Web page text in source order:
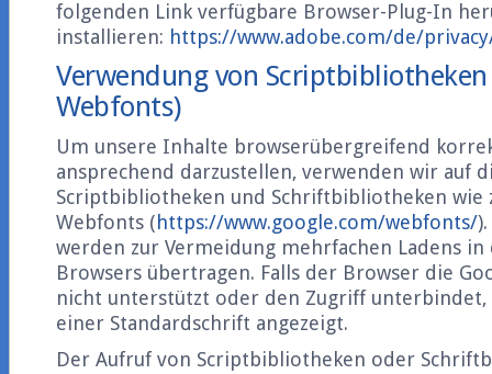
folgenden Link verfügbare Browser-Plug-In
installieren: https://www.adobe.com/de/
Verwendung von Scriptbibliotheken
Webfonts)
Um unsere Inhalte browserübergreifend
ansprechend darzustellen, verwenden wir auf
Scriptbibliotheken und Schriftbibliotheken wie
Webfonts (https://www.google.com/webfonts/
werden zur Vermeidung mehrfachen Ladens in
Browsers übertragen. Falls der Browser die
nicht unterstützt oder den Zugriff
einer Standardschrift angezeigt.
Der Aufruf von Scriptbibliotheken oder